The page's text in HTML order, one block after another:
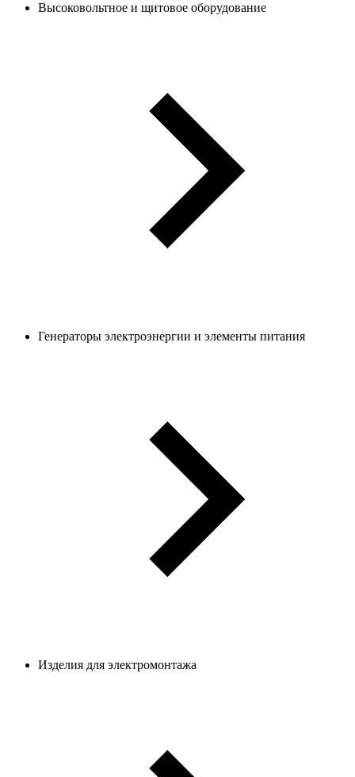
Высоковольтное и щитовое оборудование
Генераторы электроэнергии и элементы питания
Изделия для электромонтажа